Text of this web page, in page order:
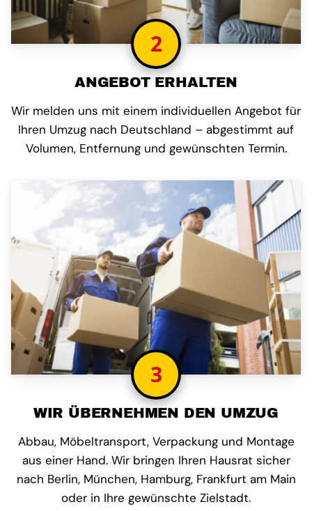
2
ANGEBOT ERHALTEN
Wir melden uns mit einem individuellen Angebot für
Ihren Umzug nach Deutschland – abgestimmt auf
Volumen, Entfernung und gewünschten Termin.
3
WIR ÜBERNEHMEN DEN UMZUG
Abbau, Möbeltransport, Verpackung und Montage
aus einer Hand. Wir bringen Ihren Hausrat sicher
nach Berlin, München, Hamburg, Frankfurt am Main
oder in Ihre gewünschte Zielstadt.